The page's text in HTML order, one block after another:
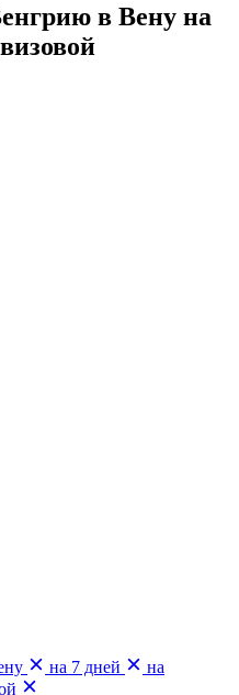
в Вену на
на 7 дней
на